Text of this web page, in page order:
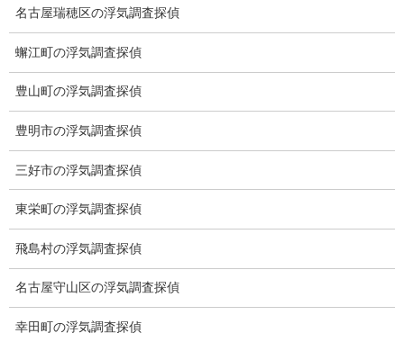
委任契約
稼働制って何？
探偵
探偵を本業
調査機器
探偵の資格
名古屋瑞穂区の浮気調査探偵
蠏江町の浮気調査探偵
豊山町の浮気調査探偵
豊明市の浮気調査探偵
三好市の浮気調査探偵
東栄町の浮気調査探偵
飛島村の浮気調査探偵
名古屋守山区の浮気調査探偵
幸田町の浮気調査探偵